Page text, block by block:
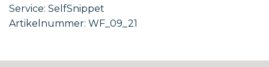
Service: SelfSnippet
Artikelnummer: WF_09_21